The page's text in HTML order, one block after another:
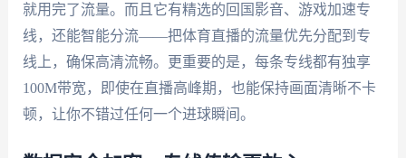
就用完了流量。而且它有精选的回国影音、游戏加速专
线，还能智能分流——把体育直播的流量优先分配到专
线上，确保高清流畅。更重要的是，每条专线都有独享
100M带宽，即使在直播高峰期，也能保持画面清晰不卡
顿，让你不错过任何一个进球瞬间。